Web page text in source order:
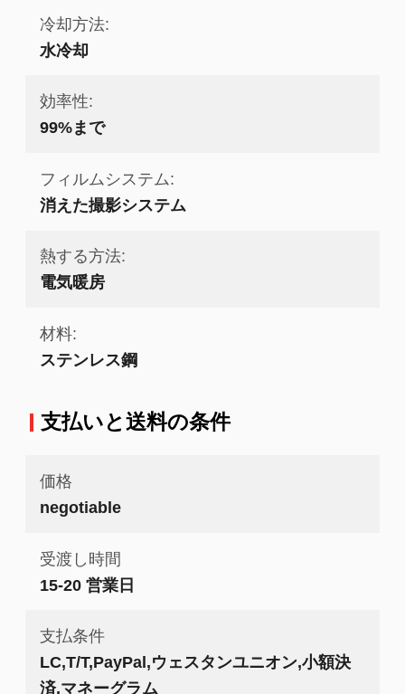
冷却方法:
水冷却
効率性:
99%まで
フィルムシステム:
消えた撮影システム
熱する方法:
電気暖房
材料:
ステンレス鋼
支払いと送料の条件
価格
negotiable
受渡し時間
15-20 営業日
支払条件
LC,T/T,PayPal,ウェスタンユニオン,小額決
済,マネーグラム